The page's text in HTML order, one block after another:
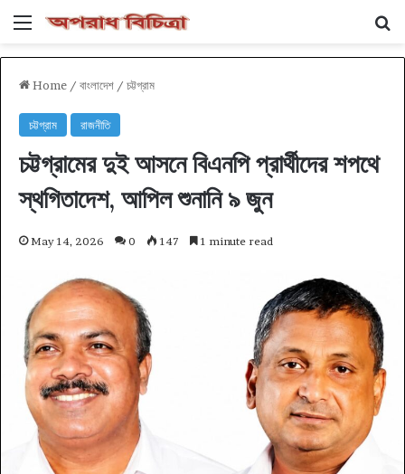
Menu
Home / বাংলাদেশ / চট্টগ্রাম
চট্টগ্রাম রাজনীতি
চট্টগ্রামের দুই আসনে বিএনপি প্রার্থীদের শপথে
স্থগিতাদেশ, আপিল শুনানি ৯ জুন
May 14, 2026 0 147 1 minute read